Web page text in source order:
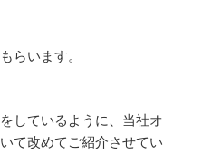
らいます。
しているように、当社オ
て改めてご紹介させてい